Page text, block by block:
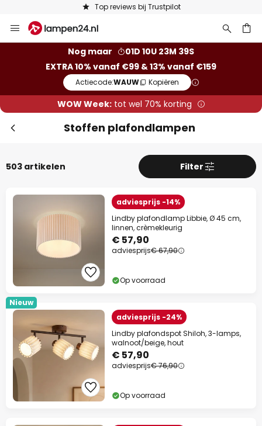
Keuze uit 50.000 lampen
naar
Nog maar
01D 10U 23M 37S
EXTRA 10% vanaf €99 & 13% vanaf €159
Actiecode:WAUW Kopiëren
WOW Week:tot wel 70% korting
Stoffen plafondlampen
503 artikelen Filter
adviesprijs -14%
Lindby plafondlamp Libbie, Ø 45 cm,
linnen, crèmekleurig
€ 57,90
adviesprijs€ 67,90
Op voorraad
Nieuw
adviesprijs -24%
Lindby plafondspot Shiloh, 3-lamps,
walnoot/beige, hout
€ 57,90
adviesprijs€ 76,90
Op voorraad
Extra korting
10% korting
op bijna alles*
Actiecode:WAUW Kopiëren
Nu besparen
*Uitgesloten merken